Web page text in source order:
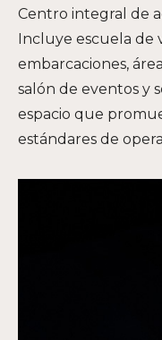
Centro integral de
Incluye escuela de
embarcaciones,
salón de eventos y
espacio que
estándares de